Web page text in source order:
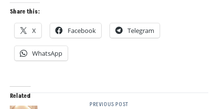
Share this:
X Facebook Telegram
WhatsApp
Related
PREVIOUS POST